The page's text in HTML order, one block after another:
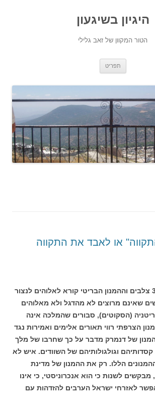
היגיון בשיגעון
הטור המקוון של זאב גלילי
תפריט
או לאבד את התקווה
דגל בריטניה מכיל 3 צלבים וההמנון הבריטי קורא לאלוהים לנצור
שאינם מרוצים לא מהדגל ולא מאלוהים
(הסקוטים), סבורים שהמלכה אינה
הצרפתי רווי תאורים אלימים ואמירות נגד
של דנמרק מדבר על כך שחרבו של מלך
וגולגולותיהם של השוודים. איש לא
הללו. רק את ההמנון של מדינת
לשנות כי הוא אנכרוניסטי, כי אינו
לאזרחי ישראל הערבים להזדהות עם